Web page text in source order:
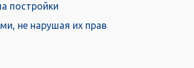
постройки
не нарушая их прав